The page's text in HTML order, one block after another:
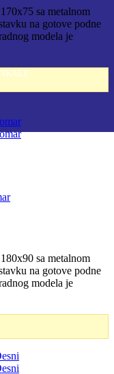
RSD.
sa metalnom
na gotove podne
modela je
RSD.
sa metalnom
na gotove podne
modela je